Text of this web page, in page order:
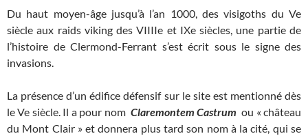
Du haut moyen-âge jusqu’à l’an 1000, des visigoths du Ve
siècle aux raids viking des VIIIIe et IXe siècles, une partie de
l’histoire de Clermond-Ferrant s’est écrit sous le signe des
invasions.
La présence d’un édifice défensif sur le site est mentionné dès
le Ve siècle. Il a pour nom Claremontem Castrum ou « château
du Mont Clair » et donnera plus tard son nom à la cité, qui se